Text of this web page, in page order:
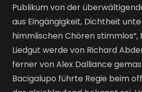
Publikum von der
aus Eingängigkeit, Dichtheit
himmlischen Chören stimmlos“,
Liedgut werde von Richard
ferner von Alex Dalliance
Bacigalupo führte Regie beim